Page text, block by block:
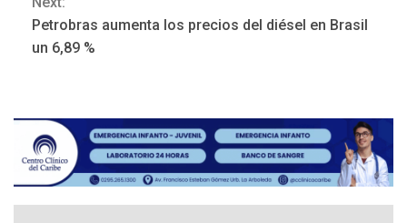
Petrobras aumenta los precios del diésel en Brasil
un 6,89 %
ÚLTIMA HORA
REGIONALES ÚLTIMA HORA
Instituciones estadales se
suman al Plan Agosto de
Escuelas Abiertas 2026